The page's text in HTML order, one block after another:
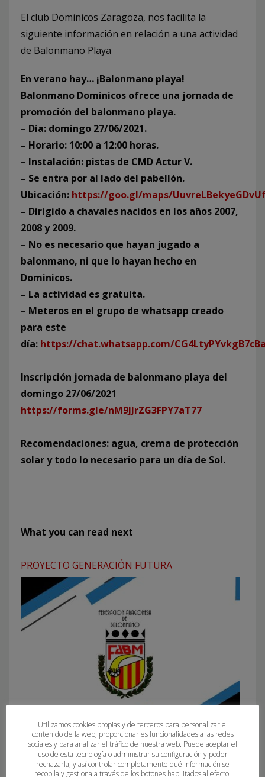
El club Dominicos Zaragoza, nos facilita la
siguiente información en relación a una actividad
de Balonmano Playa
En verano hay… ¡Balonmano playa!
Balonmano Dominicos ofrece una jornada de
promoción del balonmano playa.
– Día: domingo 27/06/2021.
– Horario: 10:00 a 12:00 horas.
– Instalación: pistas de CMD Actur V.
– Se entra por al lado del pabellón.
Ubicación: https://goo.gl/maps/
– Dirigido a chavales nacidos en los años 2007,
2008 y 2009.
– No es necesario que hayan jugado a
balonmano, ni que lo hayan hecho en
Dominicos.
– La actividad es gratuita.
– Meteros en el grupo de whatsapp creado
para este
día: https://chat.whatsapp.com/
Inscripción jornada de balonmano playa del
domingo 27/06/2021
https://forms.gle/nM9JJrZG3FPY7aT77
Recomendaciones: agua, crema de protección
solar y todo lo necesario para un día de Sol.
What you can read next
PROYECTO GENERACIÓN FUTURA
SUSPENDIDA LA JORNADA AUTONÓMICA 9-10 DE
ENERO
Utilizamos cookies propias y de terceros para personalizar el
contenido de la web, proporcionarles funcionalidades a las redes
sociales y para analizar el tráfico de nuestra web. Puede aceptar el
uso de esta tecnología o administrar su configuración y poder
rechazarla, y así controlar completamente qué información se
recopila y gestiona a través de los botones habilitados al efecto.